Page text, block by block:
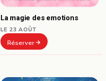
La magie des emotions
LE 23 AOÛT
Réserver